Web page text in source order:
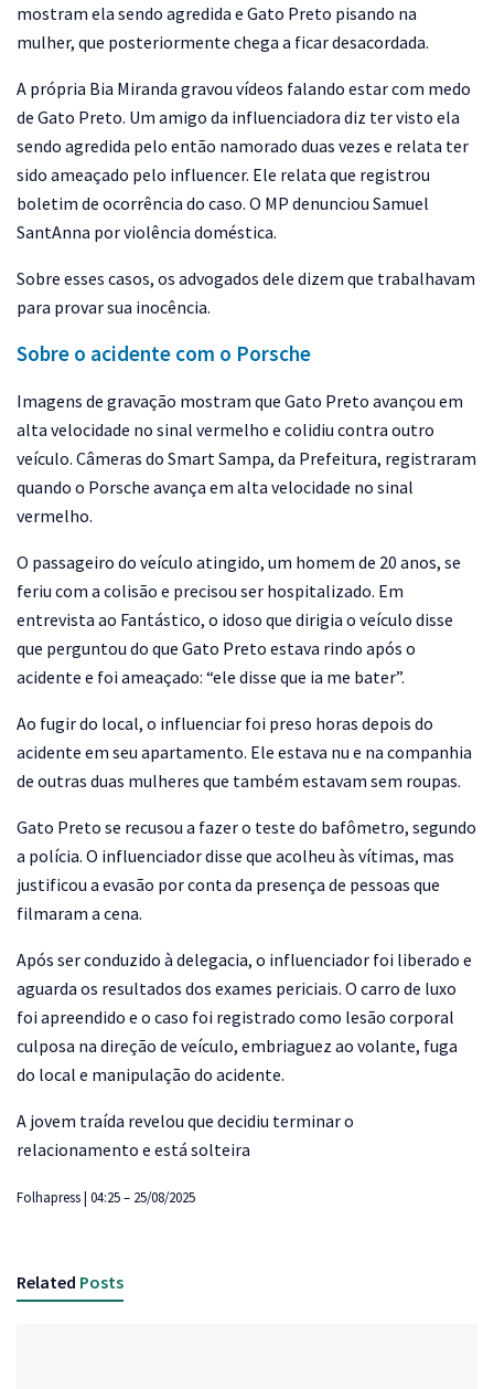
mostram ela sendo agredida e Gato Preto pisando na
mulher, que posteriormente chega a ficar desacordada.
A própria Bia Miranda gravou vídeos falando estar com medo
de Gato Preto. Um amigo da influenciadora diz ter visto ela
sendo agredida pelo então namorado duas vezes e relata ter
sido ameaçado pelo influencer. Ele relata que registrou
boletim de ocorrência do caso. O MP denunciou Samuel
SantAnna por violência doméstica.
Sobre esses casos, os advogados dele dizem que trabalhavam
para provar sua inocência.
Sobre o acidente com o Porsche
Imagens de gravação mostram que Gato Preto avançou em
alta velocidade no sinal vermelho e colidiu contra outro
veículo. Câmeras do Smart Sampa, da Prefeitura, registraram
quando o Porsche avança em alta velocidade no sinal
vermelho.
O passageiro do veículo atingido, um homem de 20 anos, se
feriu com a colisão e precisou ser hospitalizado. Em
entrevista ao Fantástico, o idoso que dirigia o veículo disse
que perguntou do que Gato Preto estava rindo após o
acidente e foi ameaçado: “ele disse que ia me bater”.
Ao fugir do local, o influenciar foi preso horas depois do
acidente em seu apartamento. Ele estava nu e na companhia
de outras duas mulheres que também estavam sem roupas.
Gato Preto se recusou a fazer o teste do bafômetro, segundo
a polícia. O influenciador disse que acolheu às vítimas, mas
justificou a evasão por conta da presença de pessoas que
filmaram a cena.
Após ser conduzido à delegacia, o influenciador foi liberado e
aguarda os resultados dos exames periciais. O carro de luxo
foi apreendido e o caso foi registrado como lesão corporal
culposa na direção de veículo, embriaguez ao volante, fuga
do local e manipulação do acidente.
A jovem traída revelou que decidiu terminar o
relacionamento e está solteira
Folhapress | 04:25 – 25/08/2025
Related Posts